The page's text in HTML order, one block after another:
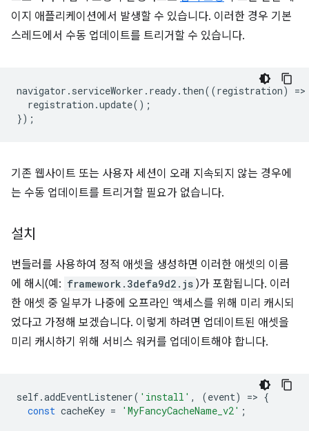
이지 애플리케이션에서 발생할 수 있습니다. 이러한 경우 기본
스레드에서 수동 업데이트를 트리거할 수 있습니다.
navigator . serviceWorker . ready. then((registration) =>
registration .update();
});
기존 웹사이트 또는 사용자 세션이 오래 지속되지 않는 경우에
는 수동 업데이트를 트리거할 필요가 없습니다.
설치
번들러를 사용하여 정적 애셋을 생성하면 이러한 애셋의 이름
에 해시(예: framework.3defa9d2.js )가 포함됩니다. 이러
한 애셋 중 일부가 나중에 오프라인 액세스를 위해 미리 캐시되
었다고 가정해 보겠습니다. 이렇게 하려면 업데이트된 애셋을
미리 캐시하기 위해 서비스 워커를 업데이트해야 합니다.
self.addEventListener( 'install' , (event) => {
const cacheKey = 'MyFancyCacheName_v2' ;